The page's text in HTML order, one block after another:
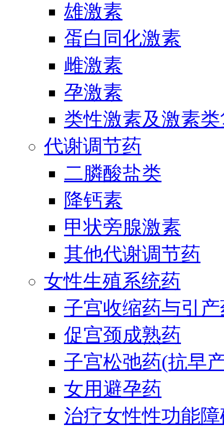
雄激素
蛋白同化激素
雌激素
孕激素
类性激素及激素
代谢调节药
二膦酸盐类
降钙素
甲状旁腺激素
其他代谢调节药
女性生殖系统药
子宫收缩药与引
促宫颈成熟药
子宫松弛药(抗早
女用避孕药
治疗女性性功能